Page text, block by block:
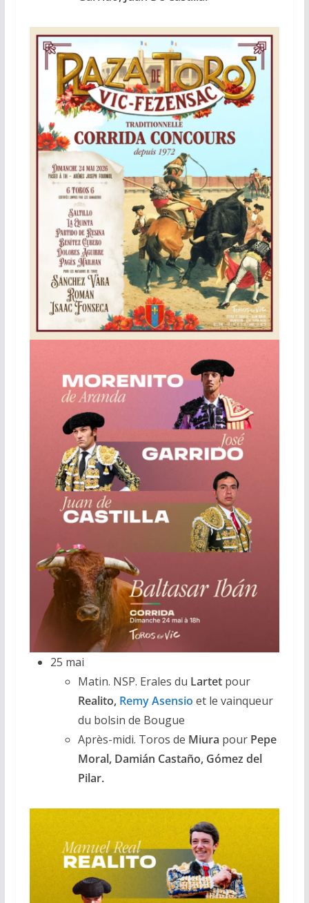
25 mai
Matin. NSP. Erales du Lartet pour
Realito, Remy Asensio et le vainqueur
du bolsin de Bougue
Après-midi. Toros de Miura pour Pepe
Moral, Damián Castaño, Gómez del
Pilar.